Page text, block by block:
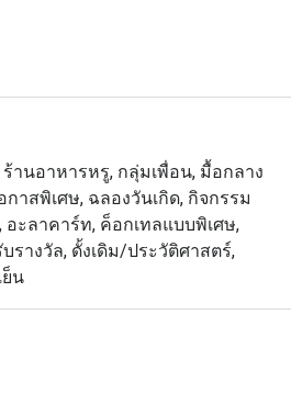
รตกแต่งที่สวยงามอย่างมีรสนิยม
จากประเทศฝรั่งเศส เพื่อให้ตอบ
นมจีนหน้าหมูหรือเนื้อย่าง
านอาหารหรู, กลุ่มเพื่อน, มื้อกลาง
าสพิเศษ, ฉลองวันเกิด, กิจกรรม
ะลาคาร์ท, ค็อกเทลแบบพิเศษ,
บรางวัล, ดั้งเดิม/ประวัติศาสตร์,
ย็น